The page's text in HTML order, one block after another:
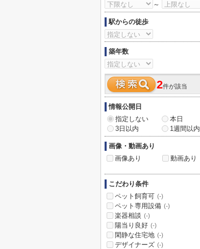
～
駅からの徒歩
築年数
2件が該当
情報公開日
指定しない
本日
3日以内
1週間以内
画像・動画あり
画像あり
動画あり
こだわり条件
ペット飼育可 (-)
ペット専用設備 (-)
楽器相談 (-)
陽当り良好 (-)
閑静な住宅地 (-)
デザイナーズ (-)